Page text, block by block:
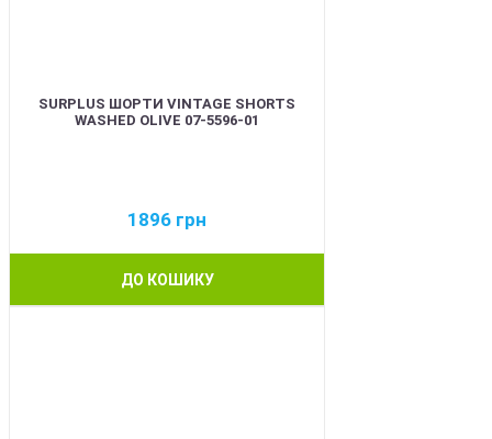
SURPLUS ШОРТИ VINTAGE SHORTS
WASHED OLIVE 07-5596-01
1896 грн
ДО КОШИКУ